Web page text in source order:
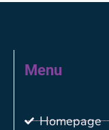
Menu
Homepage